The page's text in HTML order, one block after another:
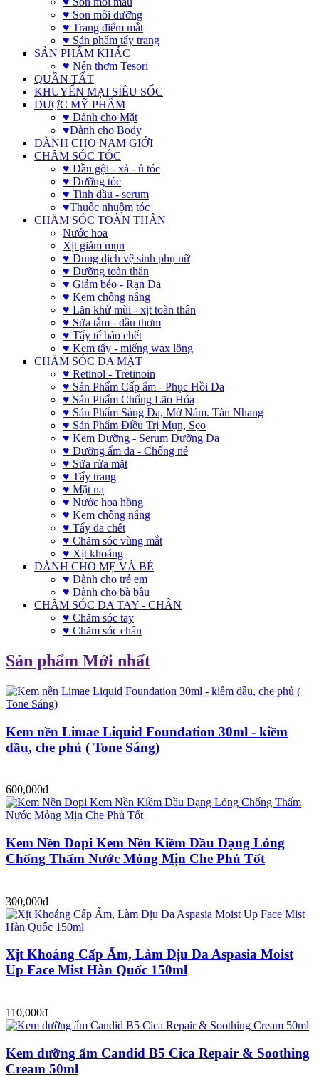
♥ Son môi dưỡng
♥ Trang điểm mắt
♥ Sản phẩm tẩy trang
SẢN PHẨM KHÁC
♥ Nến thơm Tesori
QUẦN TẤT
KHUYẾN MẠI SIÊU SỐC
DƯỢC MỸ PHẨM
♥ Dành cho Mặt
♥Dành cho Body
DÀNH CHO NAM GIỚI
CHĂM SÓC TÓC
♥ Dầu gội - xả - ủ tóc
♥ Dưỡng tóc
♥ Tinh dầu - serum
♥Thuốc nhuộm tóc
CHĂM SÓC TOÀN THÂN
Nước hoa
Xịt giảm mụn
♥ Dung dịch vệ sinh phụ nữ
♥ Dưỡng toàn thân
♥ Giảm béo - Rạn Da
♥ Kem chống nắng
♥ Lăn khử mùi - xịt toàn thân
♥ Sữa tắm - dầu thơm
♥ Tẩy tế bào chết
♥ Kem tẩy - miếng wax lông
CHĂM SÓC DA MẶT
♥ Retinol - Tretinoin
♥ Sản Phẩm Cấp ẩm - Phục Hồi Da
♥ Sản Phẩm Chống Lão Hóa
♥ Sản Phẩm Sáng Da, Mờ Nám. Tàn Nhang
♥ Sản Phẩm Điều Trị Mụn, Sẹo
♥ Kem Dưỡng - Serum Dưỡng Da
♥ Dưỡng ẩm da - Chống nẻ
♥ Sữa rửa mặt
♥ Tẩy trang
♥ Mặt nạ
♥ Nước hoa hồng
♥ Kem chống nắng
♥ Tẩy da chết
♥ Chăm sóc vùng mắt
♥ Xịt khoáng
DÀNH CHO MẸ VÀ BÉ
♥ Dành cho trẻ em
♥ Dành cho bà bầu
CHĂM SÓC DA TAY - CHÂN
♥ Chăm sóc tay
♥ Chăm sóc chân
Sản phẩm Mới nhất
Kem nền Limae Liquid Foundation 30ml - kiềm
dầu, che phủ ( Tone Sáng)
600,000đ
Kem Nền Dopi Kem Nền Kiềm Dầu Dạng Lỏng
Chống Thấm Nước Mỏng Mịn Che Phủ Tốt
300,000đ
Xịt Khoáng Cấp Ẩm, Làm Dịu Da Aspasia Moist
Up Face Mist Hàn Quốc 150ml
110,000đ
Kem dưỡng ẩm Candid B5 Cica Repair & Soothing
Cream 50ml